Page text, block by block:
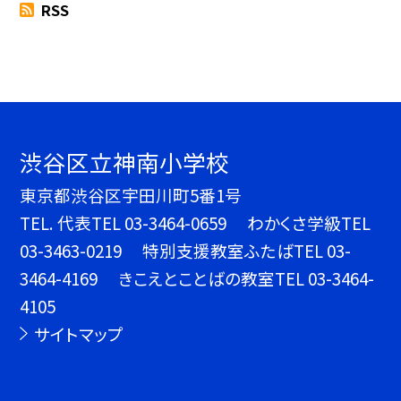
RSS
渋谷区立神南小学校
東京都渋谷区宇田川町5番1号
TEL.代表TEL 03-3464-0659 わかくさ学級TEL
03-3463-0219 特別支援教室ふたばTEL 03-
3464-4169 きこえとことばの教室TEL 03-3464-
4105
サイトマップ